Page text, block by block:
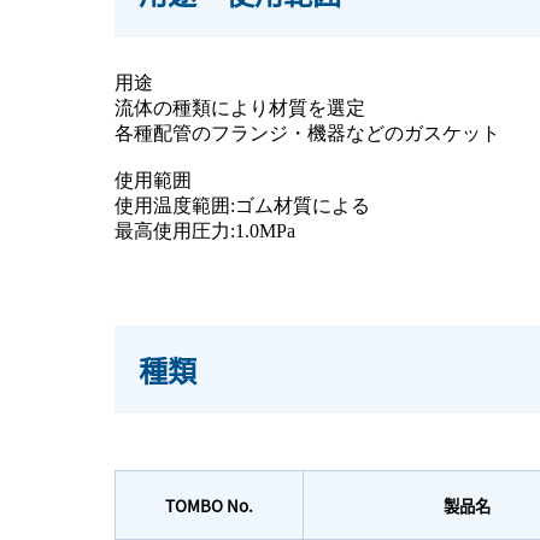
用途
流体の種類により材質を選定
各種配管のフランジ・機器などのガスケット
使用範囲
使用温度範囲:ゴム材質による
最高使用圧力:1.0MPa
種類
TOMBO No. 製品名